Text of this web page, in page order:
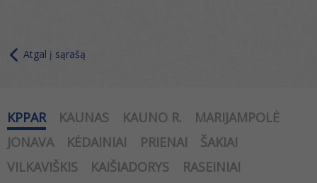
Atgal į sąrašą
KPPAR KAUNAS KAUNO R.
MARIJAMPOLĖ
JONAVA
KĖDAINIAI PRIENAI
ŠAKIAI
VILKAVIŠKIS
KAIŠIADORYS RASEINIAI